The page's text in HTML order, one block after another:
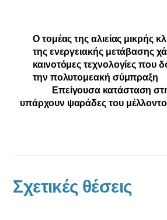
Ο τομέας της αλιείας μικρής
της ενεργειακής μετάβασης
καινοτόμες τεχνολογίες που
την πολυτομεακή σύμπραξη
Επείγουσα κατάσταση
υπάρχουν ψαράδες του
Σχετικές θέσεις